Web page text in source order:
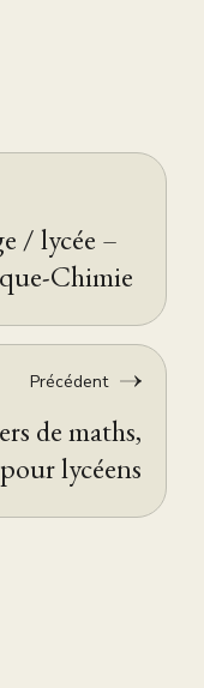
/ lycée –
Chimie
Précédent
de maths,
lycéens